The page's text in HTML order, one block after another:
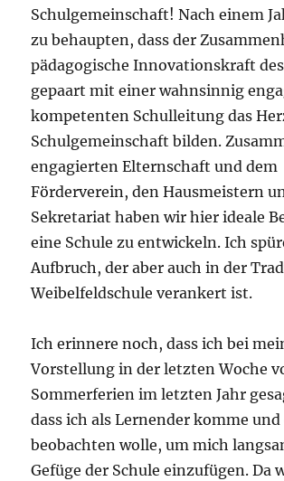
Schulgemeinschaft! Nach einem
zu behaupten, dass der
pädagogische Innovationskraft
gepaart mit einer wahnsinnig
kompetenten Schulleitung das
Schulgemeinschaft bilden.
engagierten Elternschaft und dem
Förderverein, den Hausmeistern
Sekretariat haben wir hier ideale
eine Schule zu entwickeln. Ich
Aufbruch, der aber auch in der
Weibelfeldschule verankert ist.
Ich erinnere noch, dass ich bei
Vorstellung in der letzten Woche
Sommerferien im letzten Jahr
dass ich als Lernender komme
beobachten wolle, um mich
Gefüge der Schule einzufügen. Da